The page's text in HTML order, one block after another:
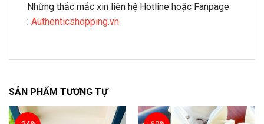
Những thắc mắc xin liên hệ Hotline hoặc Fanpage
: Authenticshopping.vn
SẢN PHẨM TƯƠNG TỰ